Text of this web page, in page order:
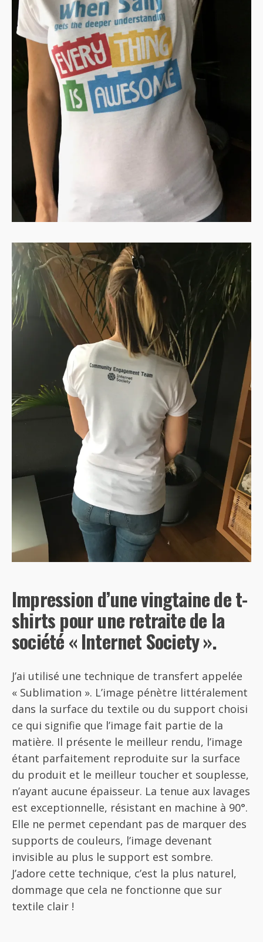
Impression d’une vingtaine de t-
shirts pour une retraite de la
société « Internet Society ».
J’ai utilisé une technique de transfert appelée
« Sublimation ». L’image pénètre littéralement
dans la surface du textile ou du support choisi
ce qui signifie que l’image fait partie de la
matière. Il présente le meilleur rendu, l’image
étant parfaitement reproduite sur la surface
du produit et le meilleur toucher et souplesse,
n’ayant aucune épaisseur. La tenue aux lavages
est exceptionnelle, résistant en machine à 90°.
Elle ne permet cependant pas de marquer des
supports de couleurs, l’image devenant
invisible au plus le support est sombre.
J’adore cette technique, c’est la plus naturel,
dommage que cela ne fonctionne que sur
textile clair !